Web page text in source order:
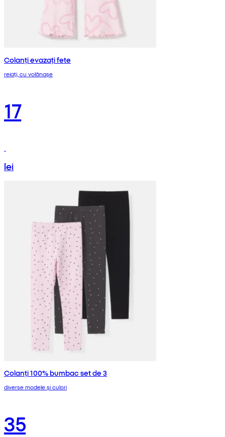
Colanți evazați fete
reiați, cu volănașe
17
lei
Colanți 100% bumbac set de 3
diverse modele și culori
35